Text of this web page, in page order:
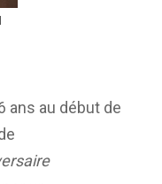
ans au début de